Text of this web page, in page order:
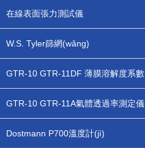
在線表面張力測試儀
W.S. Tyler篩網(wǎng)
GTR-10 GTR-11A氣體透過率測定儀
Dostmann P700溫度計(jì)